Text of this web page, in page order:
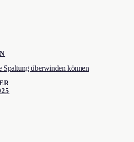
Spaltung überwinden können